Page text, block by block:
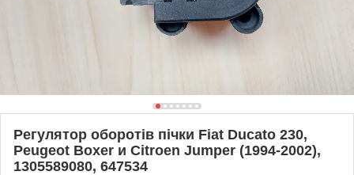
Регулятор оборотів пічки Fiat Ducato 230,
Peugeot Boxer и Citroen Jumper (1994-2002),
1305589080, 647534